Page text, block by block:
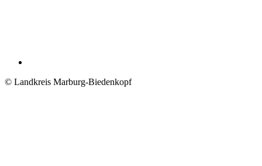
© Landkreis Marburg-Biedenkopf